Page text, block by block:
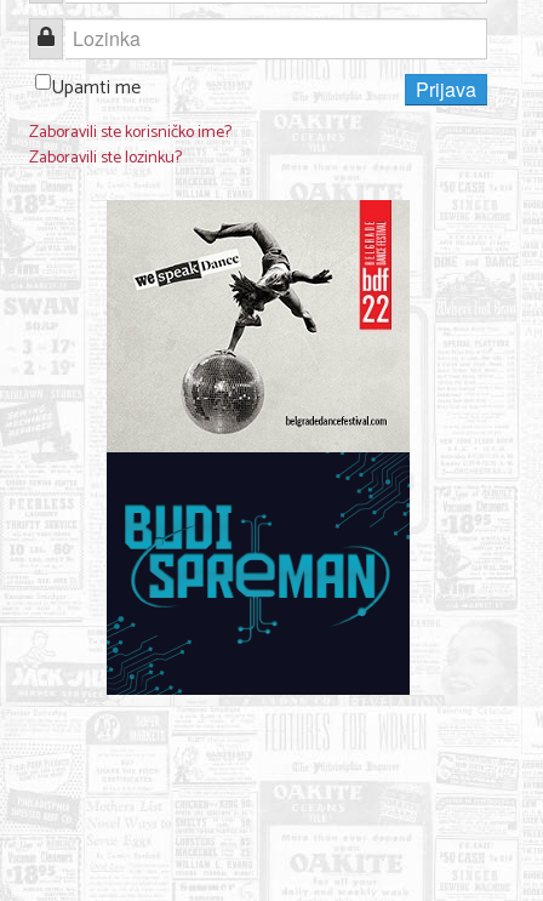
Lozinka
Upamti me
Prijava
Zaboravili ste korisničko ime?
Zaboravili ste lozinku?